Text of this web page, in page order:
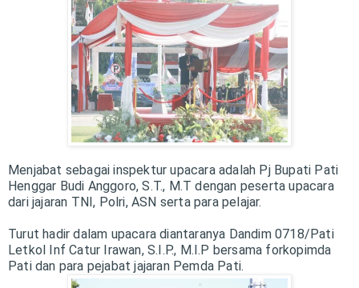
Menjabat sebagai inspektur upacara adalah Pj Bupati Pati
Henggar Budi Anggoro, S.T., M.T dengan peserta upacara
dari jajaran TNI, Polri, ASN serta para pelajar.
Turut hadir dalam upacara diantaranya Dandim 0718/Pati
Letkol Inf Catur Irawan, S.I.P., M.I.P bersama forkopimda
Pati dan para pejabat jajaran Pemda Pati.